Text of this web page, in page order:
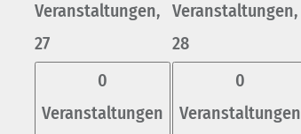
Veranstaltungen,
27
Veranstaltungen,
28
0
Veranstaltungen
0
Veranstaltungen